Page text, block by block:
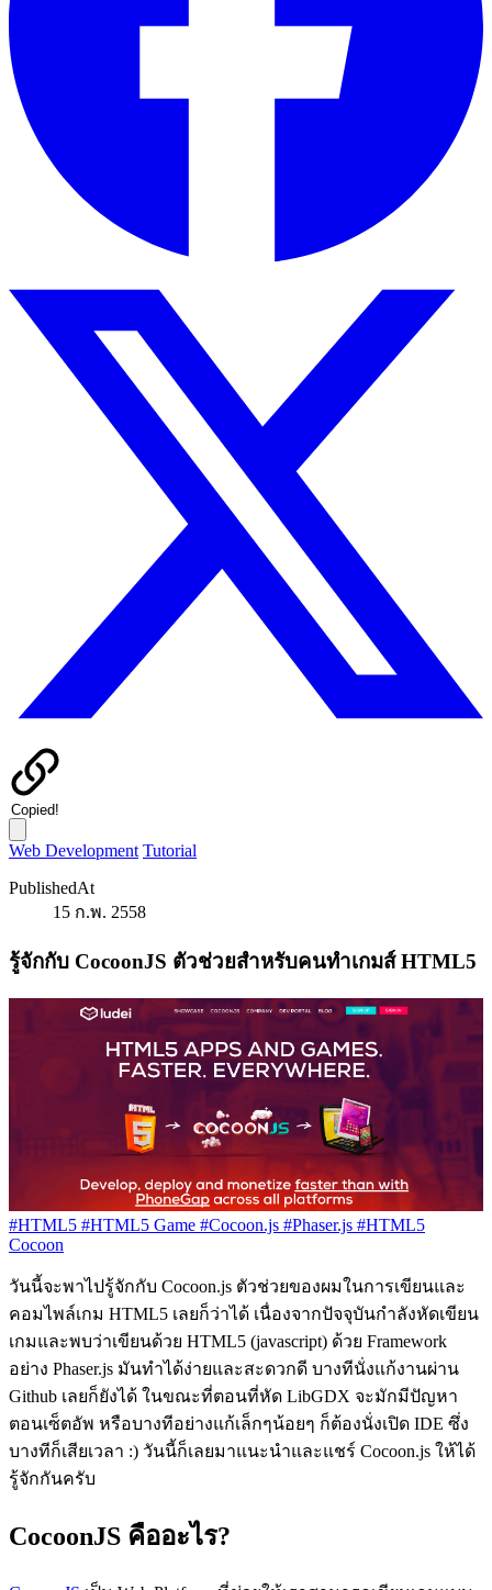
Copied!
Web Development Tutorial
PublishedAt
15 ก.พ. 2558
รู้จักกับ CocoonJS ตัวช่วยสำหรับคนทำเกมส์ HTML5
#HTML5 #HTML5 Game #Cocoon.js #Phaser.js #HTML5
Cocoon
วันนี้จะพาไปรู้จักกับ Cocoon.js ตัวช่วยของผมในการเขียนและ
คอมไพล์เกม HTML5 เลยก็ว่าได้ เนื่องจากปัจจุบันกำลังหัดเขียน
เกมและพบว่าเขียนด้วย HTML5 (javascript) ด้วย Framework
อย่าง Phaser.js มันทำได้ง่ายและสะดวกดี บางทีนั่งแก้งานผ่าน
Github เลยก็ยังได้ ในขณะที่ตอนที่หัด LibGDX จะมักมีปัญหา
ตอนเซ็ตอัพ หรือบางทีอย่างแก้เล็กๆน้อยๆ ก็ต้องนั่งเปิด IDE ซึ่ง
บางทีก็เสียเวลา :) วันนี้ก็เลยมาแนะนำและแชร์ Cocoon.js ให้ได้
รู้จักกันครับ
CocoonJS คืออะไร?